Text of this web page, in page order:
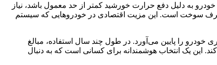
به دلیل دفع حرارت خورشید کمتر از حد معمول باشد، نیاز
سوخت است. این مزیت اقتصادی در خودروهایی که سیستم
را پایین می‌آورد. در طول چند سال استفاده، مبالغ
یک انتخاب هوشمندانه برای کسانی است که به دنبال